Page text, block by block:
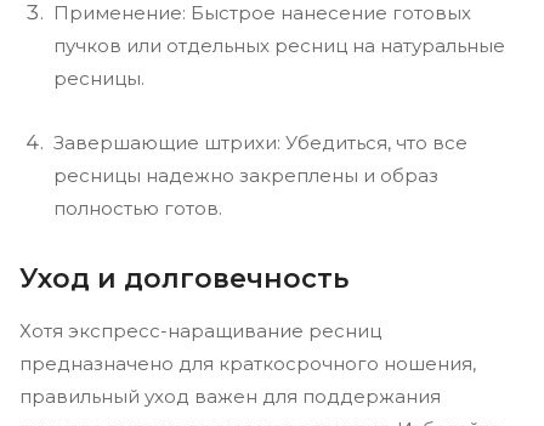
Применение: Быстрое нанесение готовых
пучков или отдельных ресниц на натуральные
ресницы.
Завершающие штрихи: Убедиться, что все
ресницы надежно закреплены и образ
полностью готов.
Уход и долговечность
Хотя экспресс-наращивание ресниц
предназначено для краткосрочного ношения,
правильный уход важен для поддержания